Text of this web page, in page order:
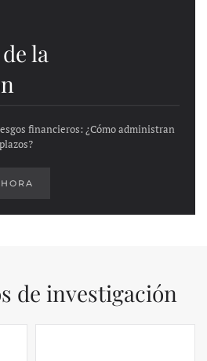
la
financieros: ¿Cómo administran
de investigación